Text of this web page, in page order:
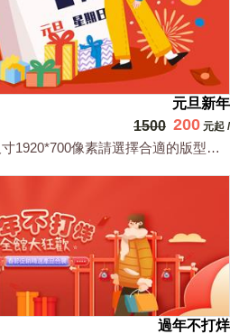
元旦新年
1500 200 元起 /
最大輸出尺寸1920*700像素請選擇合適的版型，文字或相關商品圖須由買方提供文...
過年不打烊